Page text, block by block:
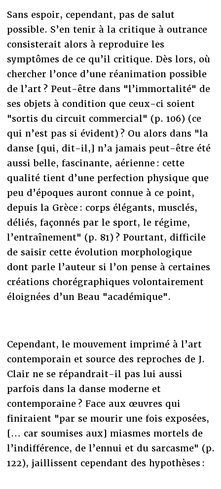
Sans espoir, cependant, pas de salut
possible. S’en tenir à la critique à outrance
consisterait alors à reproduire les
symptômes de ce qu’il critique. Dès lors, où
chercher l’once d’une réanimation possible
de l’art ? Peut-être dans "l’immortalité" de
ses objets à condition que ceux-ci soient
"sortis du circuit commercial" (p. 106) (ce
qui n’est pas si évident) ? Ou alors dans "la
danse [qui, dit-il,] n’a jamais peut-être été
aussi belle, fascinante, aérienne : cette
qualité tient d’une perfection physique que
peu d’époques auront connue à ce point,
depuis la Grèce : corps élégants, musclés,
déliés, façonnés par le sport, le régime,
l’entraînement" (p. 81) ? Pourtant, difficile
de saisir cette évolution morphologique
dont parle l’auteur si l’on pense à certaines
créations chorégraphiques volontairement
éloignées d’un Beau "académique".
Cependant, le mouvement imprimé à l’art
contemporain et source des reproches de J.
Clair ne se répandrait-il pas lui aussi
parfois dans la danse moderne et
contemporaine ? Face aux œuvres qui
finiraient "par se mourir une fois exposées,
[… car soumises aux] miasmes mortels de
l’indifférence, de l’ennui et du sarcasme" (p.
122), jaillissent cependant des hypothèses :